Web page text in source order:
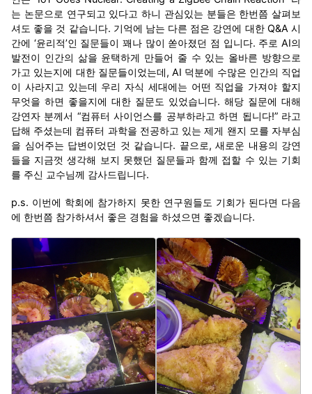
는 논문으로 연구되고 있다고 하니 관심있는 분들은 한번쯤 살펴보
셔도 좋을 것 같습니다. 기억에 남는 다른 점은 강연에 대한 Q&A 시
간에 ‘윤리적’인 질문들이 꽤나 많이 쏟아졌던 점 입니다. 주로 AI의
발전이 인간의 삶을 윤택하게 만들어 줄 수 있는 올바른 방향으로
가고 있는지에 대한 질문들이었는데, AI 덕분에 수많은 인간의 직업
이 사라지고 있는데 우리 자식 세대에는 어떤 직업을 가져야 할지
무엇을 하면 좋을지에 대한 질문도 있었습니다. 해당 질문에 대해
강연자 분께서 “컴퓨터 사이언스를 공부하라고 하면 됩니다!” 라고
답해 주셨는데 컴퓨터 과학을 전공하고 있는 제게 왠지 모를 자부심
을 심어주는 답변이었던 것 같습니다. 끝으로, 새로운 내용의 강연
들을 지금껏 생각해 보지 못했던 질문들과 함께 접할 수 있는 기회
를 주신 교수님께 감사드립니다.
p.s. 이번에 학회에 참가하지 못한 연구원들도 기회가 된다면 다음
에 한번쯤 참가하셔서 좋은 경험을 하셨으면 좋겠습니다.